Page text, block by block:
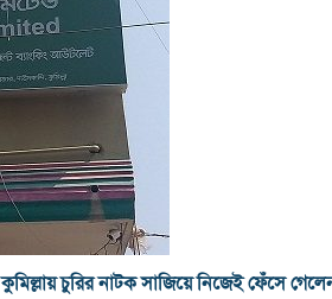
কুমিল্লায় চুরির নাটক সাজিয়ে নিজেই ফেঁসে